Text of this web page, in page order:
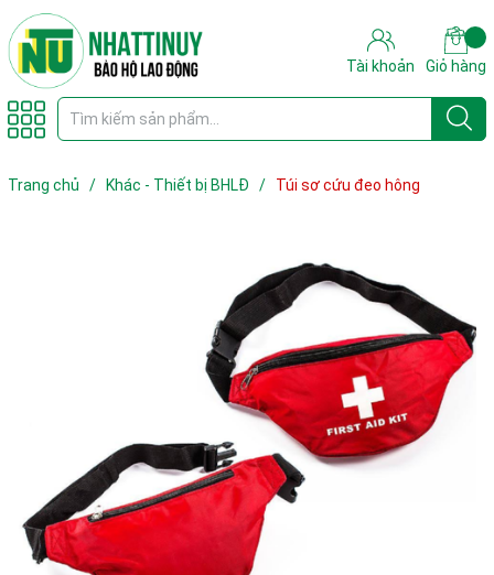
Tài khoản Giỏ hàng
Trang chủ / Khác - Thiết bị BHLĐ / Túi sơ cứu đeo hông